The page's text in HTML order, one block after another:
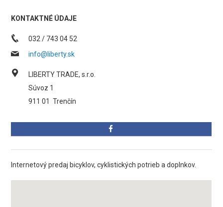
KONTAKTNÉ ÚDAJE
032 / 743 04 52
info@liberty.sk
LIBERTY TRADE, s.r.o.
Súvoz 1
911 01 Trenčín
Internetový predaj bicyklov, cyklistických potrieb a doplnkov.